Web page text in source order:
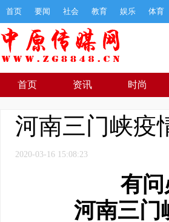
首页 要闻 社会 教育 娱乐 体育
首页 资讯 时尚
河南三门峡疫
2020-03-16 15:08:23
有
河南三门